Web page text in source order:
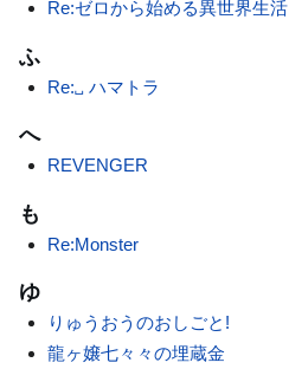
Re:ゼロから始める異世界生活
ふ
Re:␣ ハマトラ
へ
REVENGER
も
Re:Monster
ゆ
りゅうおうのおしごと!
龍ヶ嬢七々々の埋蔵金